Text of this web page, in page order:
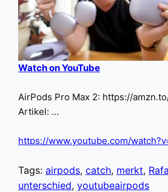
Watch on YouTube
AirPods Pro Max 2: https://
Artikel: …
https://www.youtube.com/
Tags: airpods, catch, merkt,
unterschied, youtubeairpods